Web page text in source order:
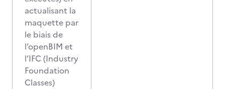
actualisant la
maquette par
le biais de
l’openBIM et
l’IFC (Industry
Foundation
Classes)